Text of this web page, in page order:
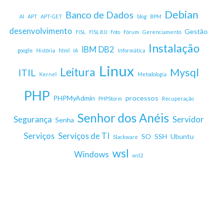
AI APT APT-GET Banco de Dados blog BPM Debian
desenvolvimento FISL FISL 8.0 Foto Fórum Gerenciamento Gestão
google História html IA IBM DB2 Informática Instalação
ITIL Kernel Leitura Linux Metodologia Mysql
PHP PHPMyAdmin PHPStorm processos Recuperação
Segurança Senha Senhor dos Anéis Servidor
Serviços Serviços de TI Slackware SO SSH Ubuntu
Windows wsl wsl2